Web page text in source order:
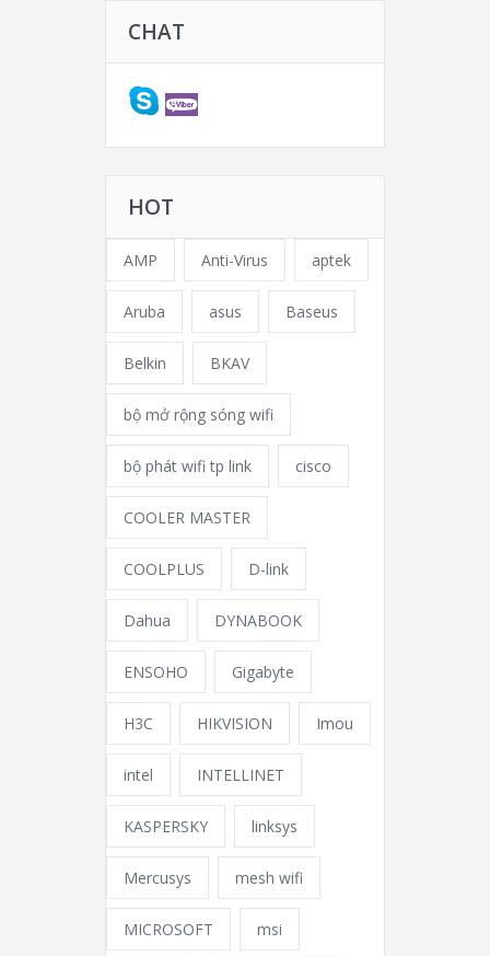
CHAT
HOT
AMP Anti-Virus aptek
Aruba asus Baseus
Belkin BKAV
bộ mở rộng sóng wifi
bộ phát wifi tp link cisco
COOLER MASTER
COOLPLUS D-link
Dahua DYNABOOK
ENSOHO Gigabyte
H3C HIKVISION Imou
intel INTELLINET
KASPERSKY linksys
Mercusys mesh wifi
MICROSOFT msi